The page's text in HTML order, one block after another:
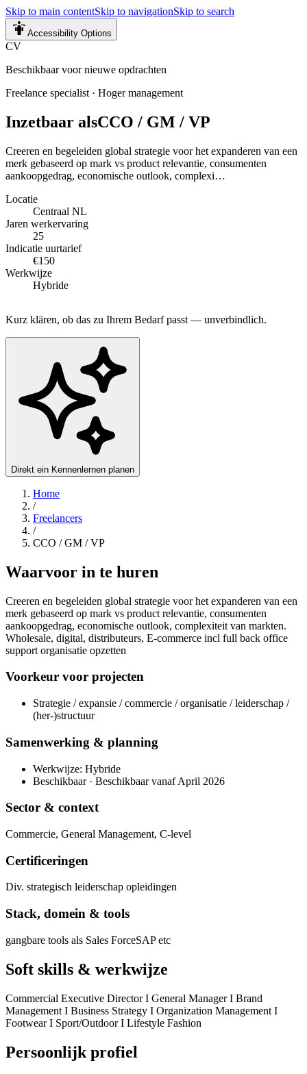
Skip to main contentSkip to navigationSkip to search
Accessibility Options
CV
Beschikbaar voor nieuwe opdrachten
Freelance specialist · Hoger management
Inzetbaar alsCCO / GM / VP
Creeren en begeleiden global strategie voor het expanderen van een
merk gebaseerd op mark vs product relevantie, consumenten
aankoopgedrag, economische outlook, complexi…
Locatie
Centraal NL
Jaren werkervaring
25
Indicatie uurtarief
€150
Werkwijze
Hybride
Kurz klären, ob das zu Ihrem Bedarf passt — unverbindlich.
Direkt ein Kennenlernen planen
Home
/
Freelancers
/
CCO / GM / VP
Waarvoor in te huren
Creeren en begeleiden global strategie voor het expanderen van een
merk gebaseerd op mark vs product relevantie, consumenten
aankoopgedrag, economische outlook, complexiteit van markten.
Wholesale, digital, distributeurs, E-commerce incl full back office
support organisatie opzetten
Voorkeur voor projecten
Strategie / expansie / commercie / organisatie / leiderschap /
(her-)structuur
Samenwerking & planning
Werkwijze: Hybride
Beschikbaar · Beschikbaar vanaf April 2026
Sector & context
Commercie, General Management, C-level
Certificeringen
Div. strategisch leiderschap opleidingen
Stack, domein & tools
gangbare tools als Sales ForceSAP etc
Soft skills & werkwijze
Commercial Executive Director I General Manager I Brand
Management I Business Strategy I Organization Management I
Footwear I Sport/Outdoor I Lifestyle Fashion
Persoonlijk profiel